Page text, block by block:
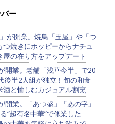
ー
が開業。焼鳥「玉屋」や「つ
焼きにホッピーからナチュ
の在り方をアップデート
開業。老舗「浅草今半」で20
後半2人組が独立！旬の和食
酒と愉しむカジュアル割烹
開業。「あつ盛」「あの字」
“超有名中華”で修業した